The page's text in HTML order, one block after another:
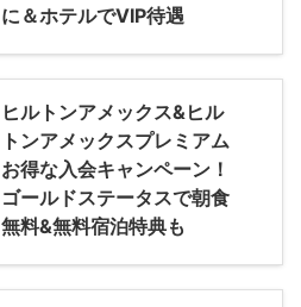
に＆ホテルでVIP待遇
ヒルトンアメックス&ヒル
トンアメックスプレミアム
お得な入会キャンペーン！
ゴールドステータスで朝食
無料&無料宿泊特典も